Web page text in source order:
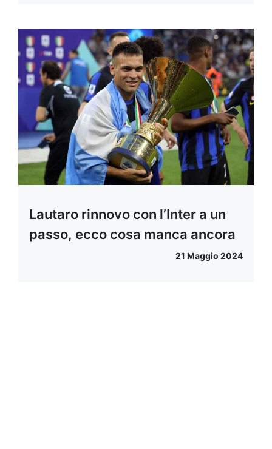
Lautaro rinnovo con l’Inter a un
passo, ecco cosa manca ancora
21 Maggio 2024